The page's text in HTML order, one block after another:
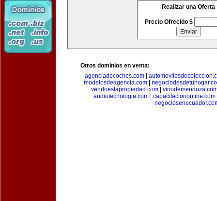
Realizar una Oferta
Precio Ofrecido $
Otros dominios en venta:
agenciadecoches.com
modelosdeagencia.com
vendoestapropiedad.com|
audiotecnologia.com
capacitaciononline.com